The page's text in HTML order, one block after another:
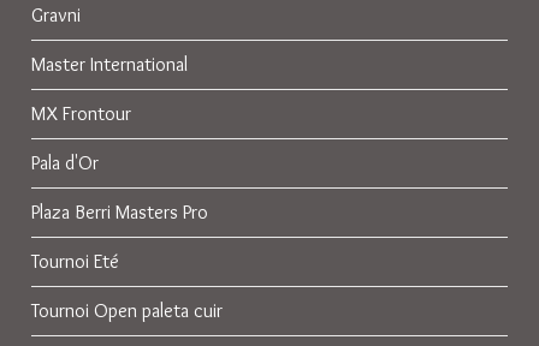
Gravni
Master International
MX Frontour
Pala d'Or
Plaza Berri Masters Pro
Tournoi Eté
Tournoi Open paleta cuir